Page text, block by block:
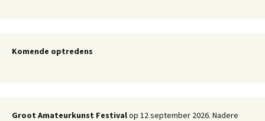
Komende optredens
Groot Amateurkunst Festivalop 12 september 2026. Nadere